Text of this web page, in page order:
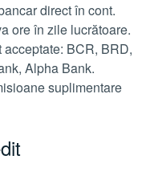
direct în cont.
ore în zile lucrătoare.
BCR, BRD,
Alpha Bank.
suplimentare